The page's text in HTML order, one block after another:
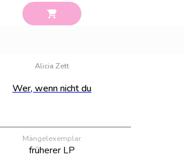
Alicia Zett
Wer, wenn nicht du
Mängelexemplar
früherer LP